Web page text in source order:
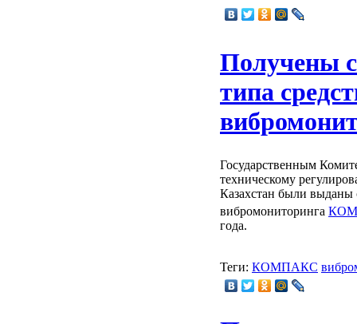
Получены
типа
Государственным
техническому
Казахстан были выданы
вибромониторинга
года.
Теги: КОМПАКС